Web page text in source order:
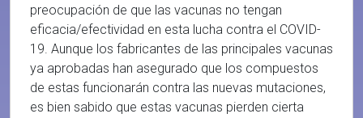
preocupación de que las vacunas no tengan
eficacia/efectividad en esta lucha contra el COVID-
19. Aunque los fabricantes de las principales vacunas
ya aprobadas han asegurado que los compuestos
de estas funcionarán contra las nuevas mutaciones,
es bien sabido que estas vacunas pierden cierta